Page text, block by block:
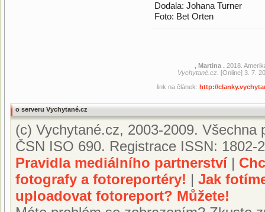
Dodala: Johana Turner
Foto: Bet Orten
, Martina . 2018.
Vychytané.cz. [Online] 3. 7.
link na článek: http://
o serveru Vychytané.cz
(c) Vychytané.cz, 2003-2009.
ČSN ISO 690. Registrace ISSN: 1802-
Pravidla mediálního partnerství|
fotografy a fotoreportéry! | Jak
uploadovat fotoreport? Můžete!